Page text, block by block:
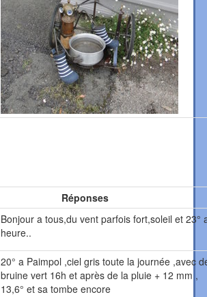
Réponses
Bonjour a tous,du vent parfois fort,soleil et 23°
heure..
20° a Paimpol ,ciel gris toute la journée ,avec
bruine vert 16h et après de la pluie + 12 mm ,
13,6° et sa tombe encore